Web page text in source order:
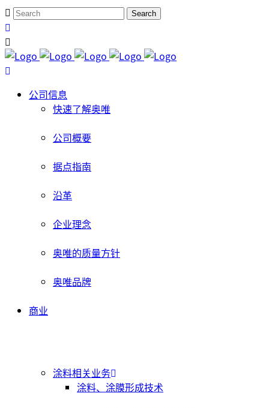
公司信息
快速了解奥唯
公司概要
据点指南
沿革
企业理念
奥唯的质量方针
奥唯品牌
商业
涂料相关业务
涂料、涂膜形成技术